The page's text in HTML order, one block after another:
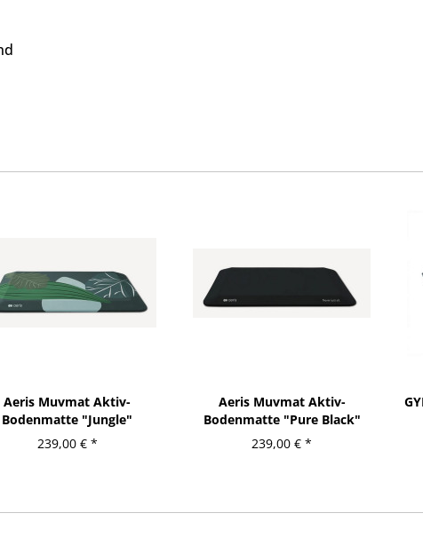
Aeris Muvmat Aktiv-
Bodenmatte "Jungle"
239,00 € *
Aeris Muvmat Aktiv-
Bodenmatte "Pure Black"
239,00 € *